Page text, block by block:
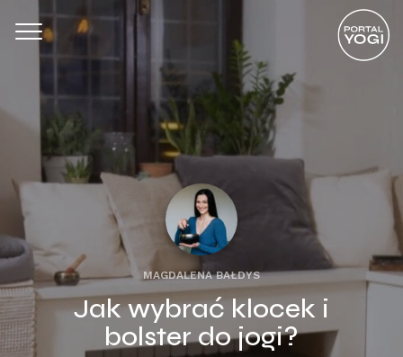
MAGDALENA BAŁDYS
Jak wybrać klocek i
bolster do jogi?